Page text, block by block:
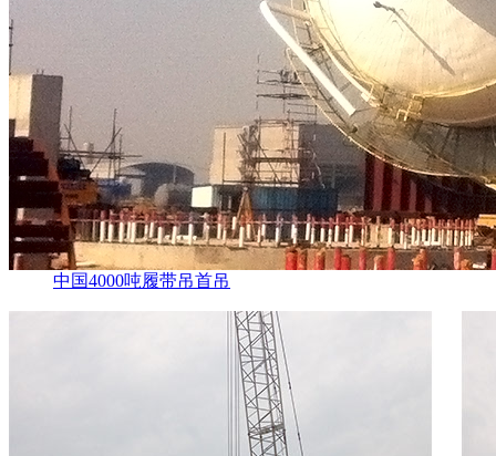
中国4000吨履带吊首吊